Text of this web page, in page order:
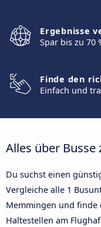
Ergebnisse
Spar bis zu 70
Finde den
Einfach und
Alles über
Du suchst einen
Vergleiche alle 1
Memmingen und finde
Haltestellen am